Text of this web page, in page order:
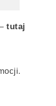
–tutaj